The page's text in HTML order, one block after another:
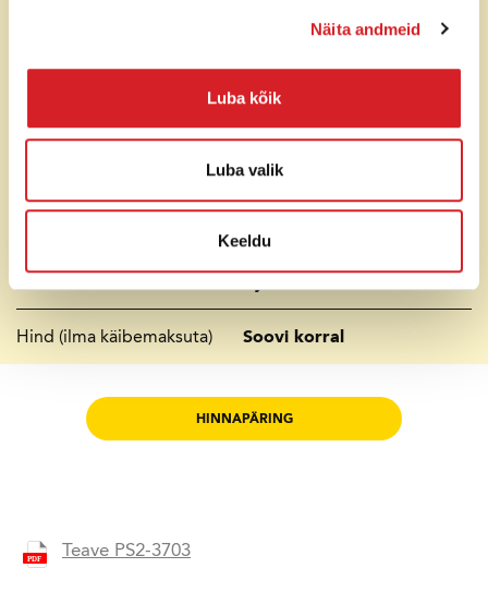
Näita andmeid
Luba kõik
Luba valik
Keeldu
58 A
Mõõtmed(pikkus x laius x
235 x 215 x 570 mm
Lisavariandid
Hind (ilma käibemaksuta) Soovi korral
HINNAPÄRING
Teave PS2-3703